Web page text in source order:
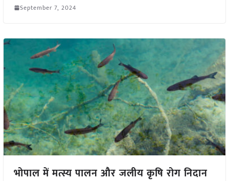
September 7, 2024
भोपाल में मत्स्य पालन और जलीय कृषि रोग निदान